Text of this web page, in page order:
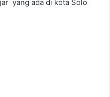
yang ada di kota Solo